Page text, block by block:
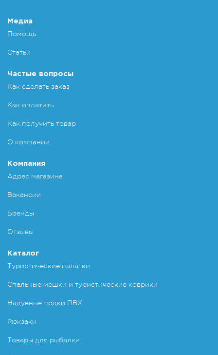
Медиа
Помощь
Статьи
Частые вопросы
Как сделать заказ
Как оплатить
Как получить товар
О компании
Компания
Адрес магазина
Вакансии
Бренды
Отзывы
Каталог
Туристические палатки
Спальные мешки и туристические коврики
Надувные лодки ПВХ
Рюкзаки
Товары для рыбалки